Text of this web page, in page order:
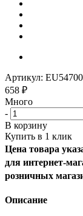
Артикул: EU54700
658 ₽
Много
-
В корзину
Купить в 1 клик
Цена товара
для интернет-
розничных
Описание